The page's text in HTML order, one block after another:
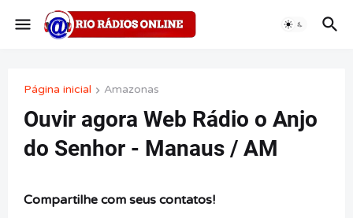
Página inicial Amazonas
Ouvir agora Web Rádio o Anjo
do Senhor - Manaus / AM
Compartilhe com seus contatos!